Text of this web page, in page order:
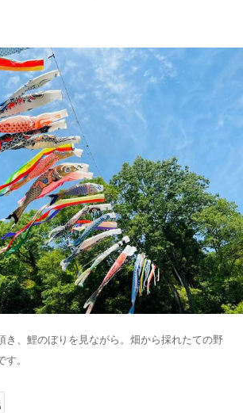
き、鯉のぼりを見ながら。畑から採れたての野
。